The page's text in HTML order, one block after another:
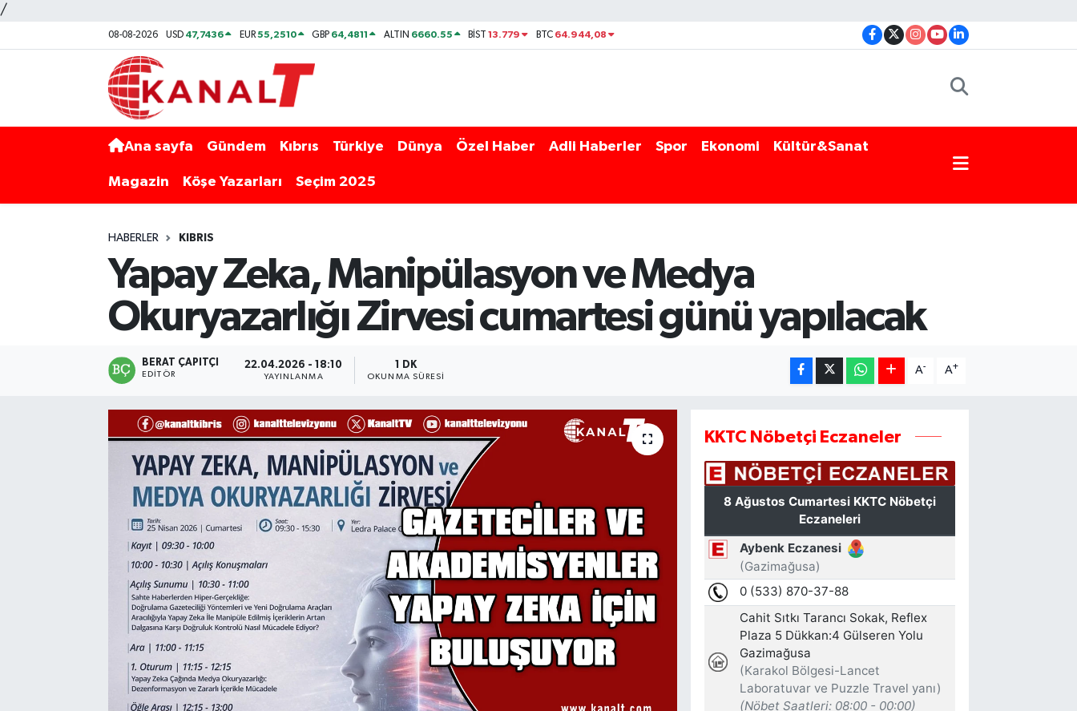
/
08-08-2026 USD 47,7436 EUR55,2510 GBP 64,4811 ALTIN 6660.55 BİST13.779 BTC 64.944,08
Ana sayfa Gündem Kıbrıs Türkiye Dünya Özel Haber Adli Haberler Spor Ekonomi Kültür&Sanat
Magazin Köşe Yazarları Seçim 2025
HABERLER KIBRIS
Yapay Zeka, Manipülasyon ve Medya
Okuryazarlığı Zirvesi cumartesi günü yapılacak
BERAT ÇAPITÇI
EDITÖR
22.04.2026 - 18:10
YAYINLANMA
1 DK
OKUNMA SÜRESI
A- A+
KKTC Nöbetçi Eczaneler